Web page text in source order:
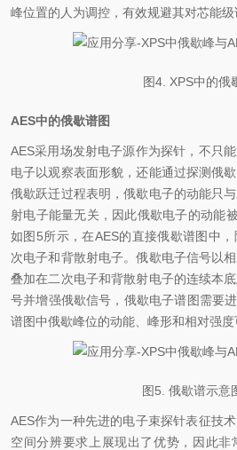
峰位置的人为调控，有效规避其对芯能级
图4. XPS中的俄
AES中的俄歇谱图
AES采用场发射电子源作为探针，不只
电子以观察表面形貌，还能通过探测俄
俄歇跃迁过程表明，俄歇电子的动能只
射电子能量无关，因此俄歇电子的动能
如图5所示，在AES的直接俄歇谱图中
次电子和背散射电子。俄歇电子信号以
叠加在二次电子和背散射电子的连续本
号并增强俄歇信号，俄歇电子谱图需要
谱图中俄歇峰位的动能、峰形和相对强度
图5. 俄歇谱示意
AES作为一种先进的电子束探针表征技
空间分辨要求上展现出了优势，因此非